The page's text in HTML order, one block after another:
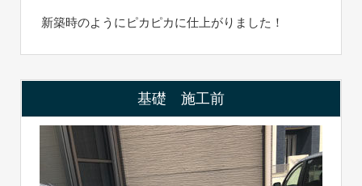
新築時のようにピカピカに仕上がりました！
基礎 施工前